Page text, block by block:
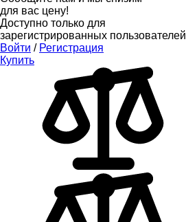
для вас цену!
Доступно только для
зарегистрированных пользователей
Войти / Регистрация
Купить